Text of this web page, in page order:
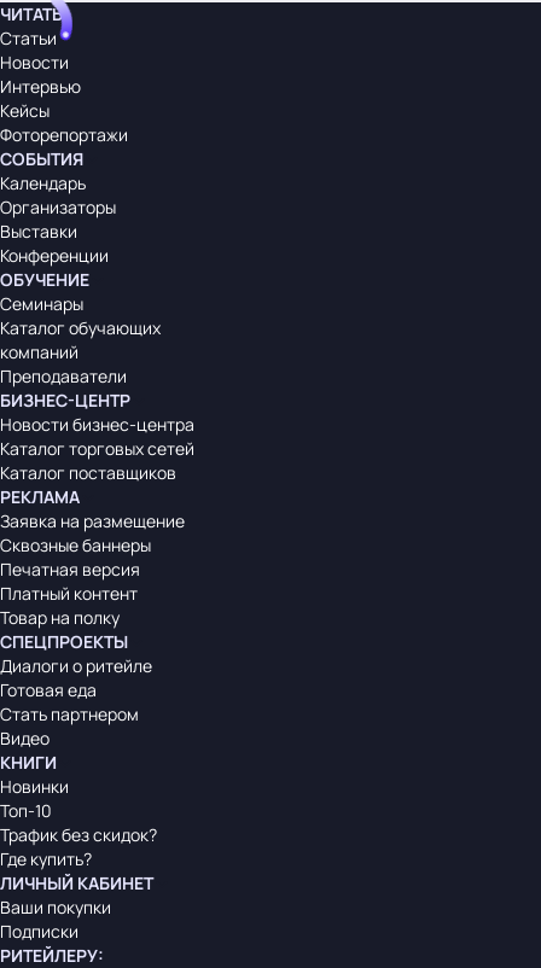
ЧИТАТЬ
Статьи
Новости
Интервью
Кейсы
Фоторепортажи
СОБЫТИЯ
Календарь
Организаторы
Выставки
Конференции
ОБУЧЕНИЕ
Семинары
Каталог обучающих
компаний
Преподаватели
БИЗНЕС-ЦЕНТР
Новости бизнес-центра
Каталог торговых сетей
Каталог поставщиков
РЕКЛАМА
Заявка на размещение
Сквозные баннеры
Печатная версия
Платный контент
Товар на полку
СПЕЦПРОЕКТЫ
Диалоги о ритейле
Готовая еда
Стать партнером
Видео
КНИГИ
Новинки
Топ-10
Трафик без скидок?
Где купить?
ЛИЧНЫЙ КАБИНЕТ
Ваши покупки
Подписки
РИТЕЙЛЕРУ: